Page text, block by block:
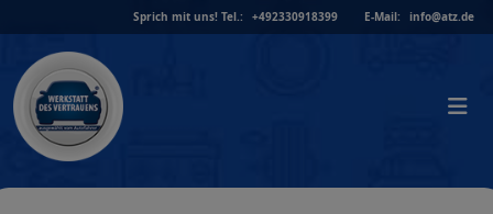
to
content
Sprich mit uns! Tel.: +492330918399 E-Mail: info@atz.de